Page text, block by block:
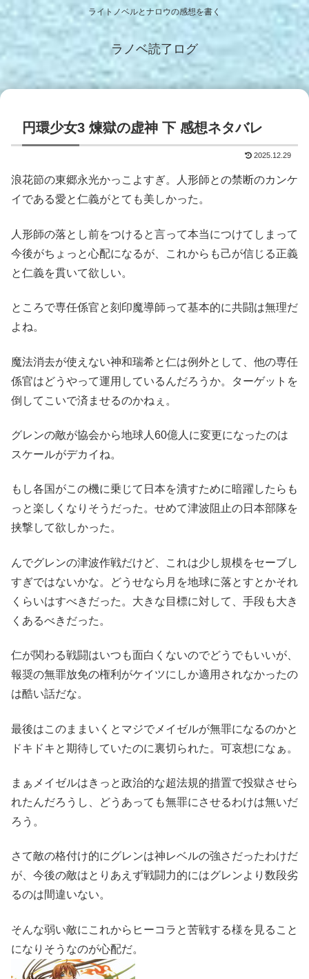
ライトノベルとナロウの感想を書く
ラノベ読了ログ
円環少女3 煉獄の虚神 下 感想ネタバレ
2025.12.29
浪花節の東郷永光かっこよすぎ。人形師との禁断のカンケ
イである愛と仁義がとても美しかった。
人形師の落とし前をつけると言って本当につけてしまって
今後がちょっと心配になるが、これからも己が信じる正義
と仁義を貫いて欲しい。
ところで専任係官と刻印魔導師って基本的に共闘は無理だ
よね。
魔法消去が使えない神和瑞希と仁は例外として、他の専任
係官はどうやって運用しているんだろうか。ターゲットを
倒してこいで済ませるのかねぇ。
グレンの敵が協会から地球人60億人に変更になったのは
スケールがデカイね。
もし各国がこの機に乗じて日本を潰すために暗躍したらも
っと楽しくなりそうだった。せめて津波阻止の日本部隊を
挟撃して欲しかった。
んでグレンの津波作戦だけど、これは少し規模をセーブし
すぎではないかな。どうせなら月を地球に落とすとかそれ
くらいはすべきだった。大きな目標に対して、手段も大き
くあるべきだった。
仁が関わる戦闘はいつも面白くないのでどうでもいいが、
報奨の無罪放免の権利がケイツにしか適用されなかったの
は酷い話だな。
最後はこのままいくとマジでメイゼルが無罪になるのかと
ドキドキと期待していたのに裏切られた。可哀想になぁ。
まぁメイゼルはきっと政治的な超法規的措置で投獄させら
れたんだろうし、どうあっても無罪にさせるわけは無いだ
ろう。
さて敵の格付け的にグレンは神レベルの強さだったわけだ
が、今後の敵はとりあえず戦闘力的にはグレンより数段劣
るのは間違いない。
そんな弱い敵にこれからヒーコラと苦戦する様を見ること
になりそうなのが心配だ。